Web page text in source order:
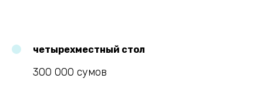
четырехместный стол
300 000 сумов